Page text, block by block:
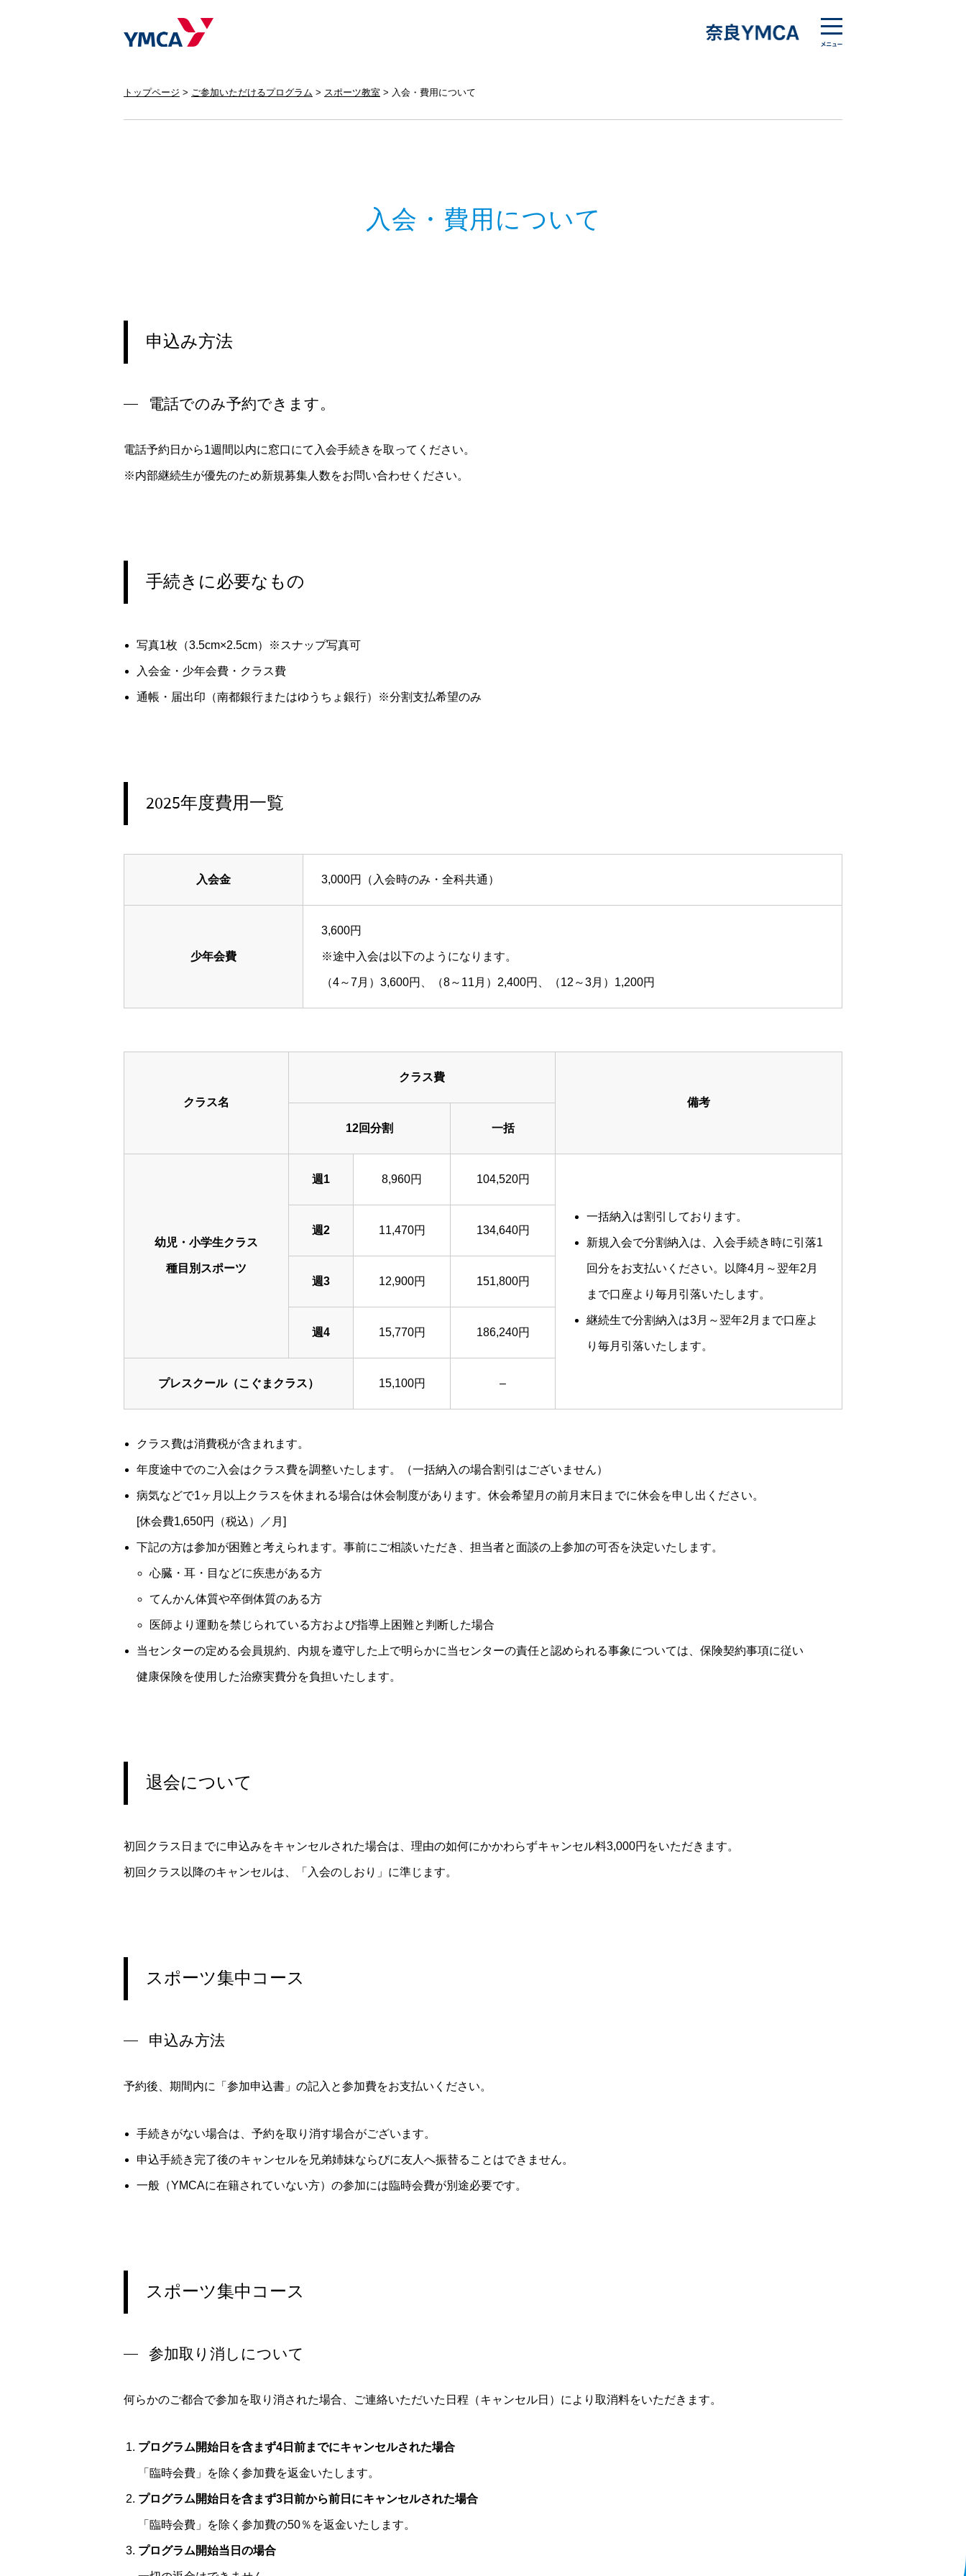
トップページ ご参加いただけるプログラム スポーツ教室 入会・費用について
入会・費用について
申込み方法
電話でのみ予約できます。
電話予約日から1週間以内に窓口にて入会手続きを取ってください。
※内部継続生が優先のため新規募集人数をお問い合わせください。
手続きに必要なもの
写真1枚（3.5cm×2.5cm）※スナップ写真可
入会金・少年会費・クラス費
通帳・届出印（南都銀行またはゆうちょ銀行）※分割支払希望のみ
2025年度費用一覧
入会金 3,000円（入会時のみ・全科共通）
少年会費
3,600円
※途中入会は以下のようになります。
（4～7月）3,600円、（8～11月）2,400円、（12～3月）1,200円
クラス名
クラス費
備考
12回分割 一括
幼児・小学生クラス
種目別スポーツ
週1 8,960円 104,520円
一括納入は割引しております。
新規入会で分割納入は、入会手続き時に引落1
回分をお支払いください。以降4月～翌年2月
まで口座より毎月引落いたします。
継続生で分割納入は3月～翌年2月まで口座よ
り毎月引落いたします。
週2 11,470円 134,640円
週3 12,900円 151,800円
週4 15,770円 186,240円
プレスクール（こぐまクラス） 15,100円 –
クラス費は消費税が含まれます。
年度途中でのご入会はクラス費を調整いたします。（一括納入の場合割引はございません）
病気などで1ヶ月以上クラスを休まれる場合は休会制度があります。休会希望月の前月末日までに休会を申し出ください。
[休会費1,650円（税込）／月]
下記の方は参加が困難と考えられます。事前にご相談いただき、担当者と面談の上参加の可否を決定いたします。
心臓・耳・目などに疾患がある方
てんかん体質や卒倒体質のある方
医師より運動を禁じられている方および指導上困難と判断した場合
当センターの定める会員規約、内規を遵守した上で明らかに当センターの責任と認められる事象については、保険契約事項に従い
健康保険を使用した治療実費分を負担いたします。
退会について
初回クラス日までに申込みをキャンセルされた場合は、理由の如何にかかわらずキャンセル料3,000円をいただきます。
初回クラス以降のキャンセルは、「入会のしおり」に準じます。
スポーツ集中コース
申込み方法
予約後、期間内に「参加申込書」の記入と参加費をお支払いください。
手続きがない場合は、予約を取り消す場合がございます。
申込手続き完了後のキャンセルを兄弟姉妹ならびに友人へ振替ることはできません。
一般（YMCAに在籍されていない方）の参加には臨時会費が別途必要です。
スポーツ集中コース
参加取り消しについて
何らかのご都合で参加を取り消された場合、ご連絡いただいた日程（キャンセル日）により取消料をいただきます。
プログラム開始日を含まず4日前までにキャンセルされた場合
「臨時会費」を除く参加費を返金いたします。
プログラム開始日を含まず3日前から前日にキャンセルされた場合
「臨時会費」を除く参加費の50％を返金いたします。
プログラム開始当日の場合